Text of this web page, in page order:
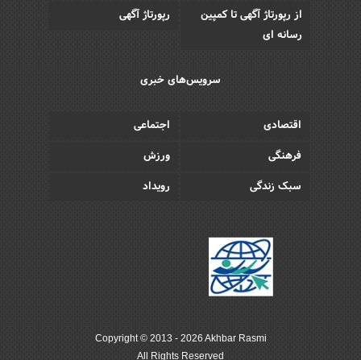
از رپورتاژ آگهی تا کمپین
رسانه ای
رپورتاژ آگهی
سرویس‌های خبری
اقتصادی
اجتماعی
فرهنگی
ورزش
سبک زندگی
رویداد
Copyright © 2013 - 2026 Akhbar Rasmi
All Rights Reserved